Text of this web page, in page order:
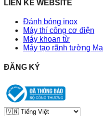
LIÊN KẾ WEBSITE
Đánh bóng inox
Máy thí công cơ điện
Máy khoan từ
Máy tạo rãnh tường
ĐĂNG KÝ